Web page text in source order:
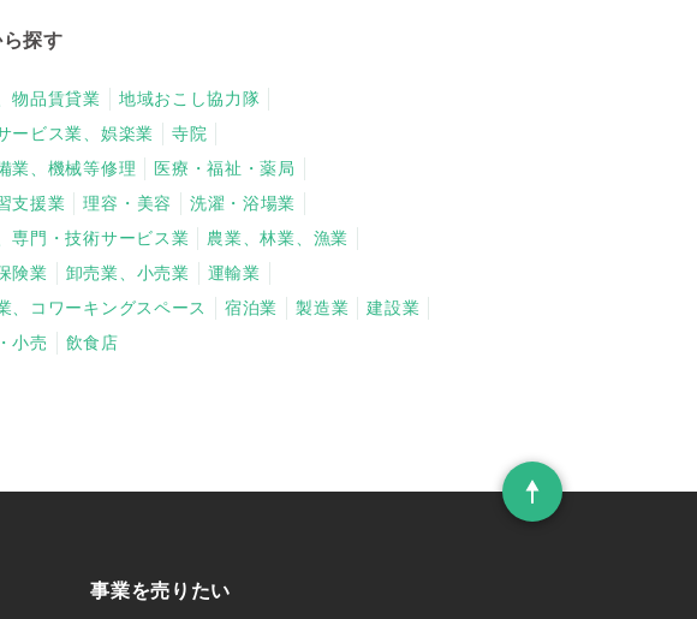
探す
物品賃貸業
地域おこし協力隊
ービス業、娯楽業
寺院
業、機械等修理
医療・福祉・薬局
支援業
理容・美容
洗濯・浴場業
専門・技術サービス業
農業、林業、漁業
険業
卸売業、小売業
運輸業
、コワーキングスペース
宿泊業 製造業
建設業
小売
飲食店
事業を売りたい